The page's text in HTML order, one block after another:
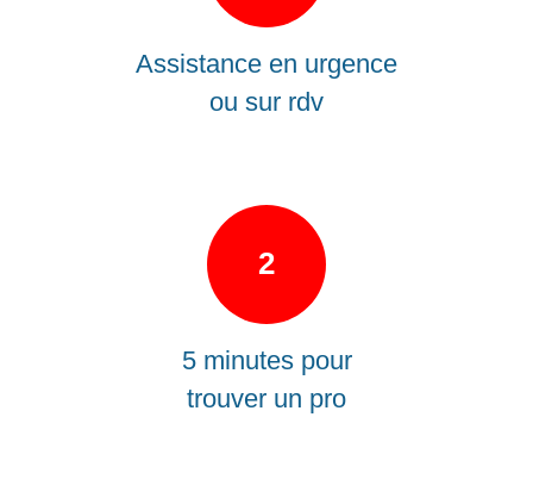
Assistance en urgence
ou sur rdv
2
5 minutes pour
trouver un pro